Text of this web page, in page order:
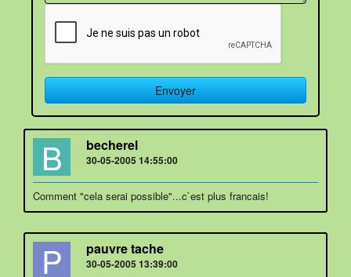
B becherel
30-05-2005 14:55:00
Comment "cela serai possible"...c`est plus francais!
P pauvre tache
30-05-2005 13:39:00